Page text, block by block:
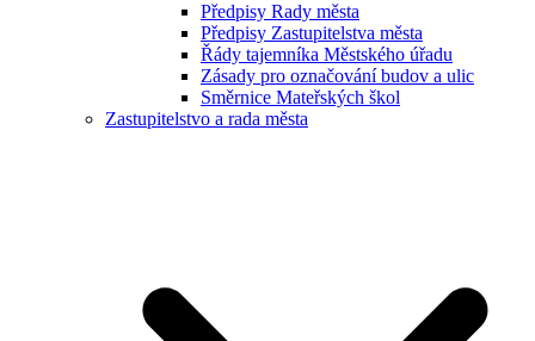
Předpisy Rady města
Předpisy Zastupitelstva města
Řády tajemníka Městského úřadu
Zásady pro označování budov a ulic
Směrnice Mateřských škol
Zastupitelstvo a rada města